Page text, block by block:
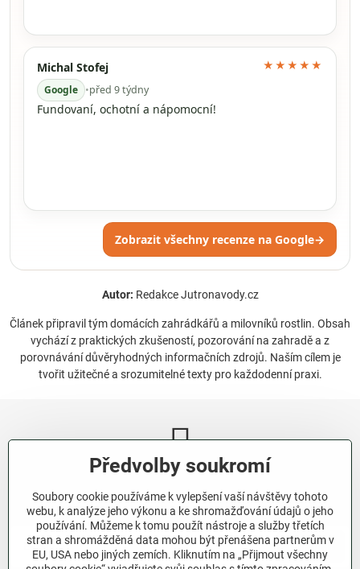
Michal Stofej
Google •před 9 týdny
★★★★★
Fundovaní, ochotní a nápomocní!
Zobrazit všechny recenze na Google→
Autor: Redakce Jutronavody.cz
Článek připravil tým domácích zahrádkářů a milovníků rostlin. Obsah
vychází z praktických zkušeností, pozorování na zahradě a z
porovnávání důvěryhodných informačních zdrojů. Naším cílem je
tvořit užitečné a srozumitelné texty pro každodenní praxi.
Newsletter
Odebírat naše novinky:
Odebírat
Předvolby soukromí
Soubory cookie používáme k vylepšení vaší návštěvy tohoto
webu, k analýze jeho výkonu a ke shromažďování údajů o jeho
používání. Můžeme k tomu použít nástroje a služby třetích
stran a shromážděná data mohou být přenášena partnerům v
EU, USA nebo jiných zemích. Kliknutím na „Přijmout všechny